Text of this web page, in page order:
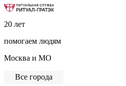
Ритуальная Служба
20 лет
помогаем людям
Москва и МО
Все города